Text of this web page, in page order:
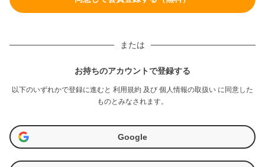
または
お持ちのアカウントで登録する
以下のいずれかで登録に進むと 利用規約 及び 個人情報の取扱い に同意した
ものとみなされます。
Google